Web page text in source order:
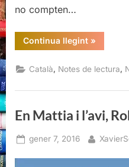
no compten…
Continua llegint“La
cendra,
Viladot”
»
Català, Notes de lectura,
En Mattia i l’avi,
Posted
gener 7, 2016 By